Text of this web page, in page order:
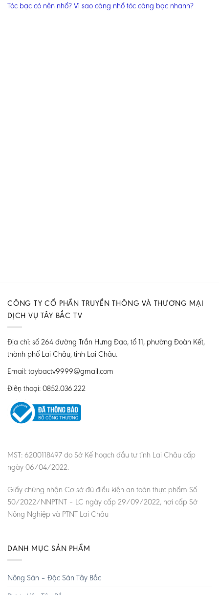
Tóc bạc có nên nhổ? Vì sao càng nhổ tóc càng bạc nhanh?
CÔNG TY CỔ PHẦN TRUYỀN THÔNG VÀ THƯƠNG MẠI
DỊCH VỤ TÂY BẮC TV
Địa chỉ: số 264 đường Trần Hưng Đạo, tổ 11, phường Đoàn Kết,
thành phố Lai Châu, tỉnh Lai Châu.
Email: taybactv9999@gmail.com
Điện thoại: 0852.036.222
MST: 6200118497 do Sở Kế hoạch đầu tư tỉnh Lai Châu cấp
ngày 06/04/2022.
Giấy chứng nhận Cơ sở đủ điều kiện an toàn thực phẩm Số
50/2022/NNPTNT – LC ngày cấp 29/09/2022, nơi cấp Sở
Nông Nghiệp và PTNT Lai Châu
DANH MỤC SẢN PHẨM
Nông Sản – Đặc Sản Tây Bắc